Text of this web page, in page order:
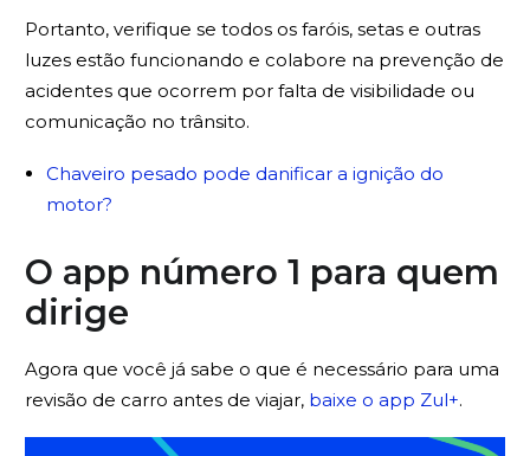
Portanto, verifique se todos os faróis, setas e outras
luzes estão funcionando e colabore na prevenção de
acidentes que ocorrem por falta de visibilidade ou
comunicação no trânsito.
Chaveiro pesado pode danificar a ignição do
motor?
O app número 1 para quem
dirige
Agora que você já sabe o que é necessário para uma
revisão de carro antes de viajar, baixe o app Zul+.